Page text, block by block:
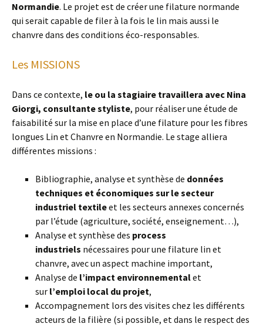
Normandie. Le projet est de créer une filature normande
qui serait capable de filer à la fois le lin mais aussi le
chanvre dans des conditions éco-responsables.
Les MISSIONS
Dans ce contexte, le ou la stagiaire travaillera avec Nina
Giorgi, consultante styliste, pour réaliser une étude de
faisabilité sur la mise en place d’une filature pour les fibres
longues Lin et Chanvre en Normandie. Le stage alliera
différentes missions :
Bibliographie, analyse et synthèse de données
techniques et économiques sur le secteur
industriel textileet les secteurs annexes concernés
par l’étude (agriculture, société, enseignement…),
Analyse et synthèse des process
industriels nécessaires pour une filature lin et
chanvre, avec un aspect machine important,
Analyse de l’impact environnementalet
sur l’emploi local du projet,
Accompagnement lors des visites chez les différents
acteurs de la filière (si possible, et dans le respect des